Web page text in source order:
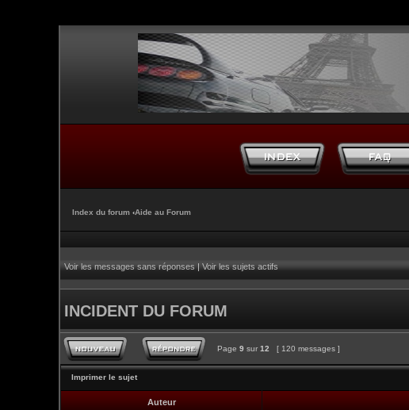
Index du forum ‹Aide au Forum
Voir les messages sans réponses|Voir les sujets actifs
INCIDENT DU FORUM
Page 9 sur 12 [ 120 messages ]
Imprimer le sujet
Auteur